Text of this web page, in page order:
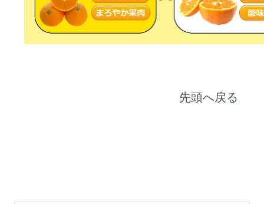
先頭へ戻る